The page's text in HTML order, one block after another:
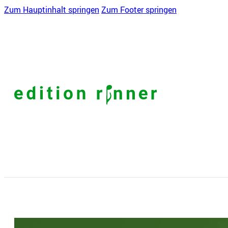
Zum Hauptinhalt springen Zum Footer springen